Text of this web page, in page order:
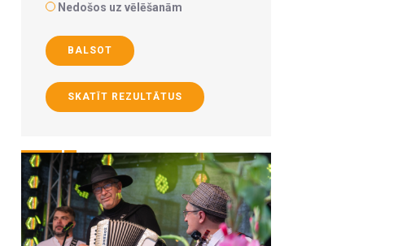
Nedošos uz vēlēšanām
BALSOT
SKATĪT REZULTĀTUS